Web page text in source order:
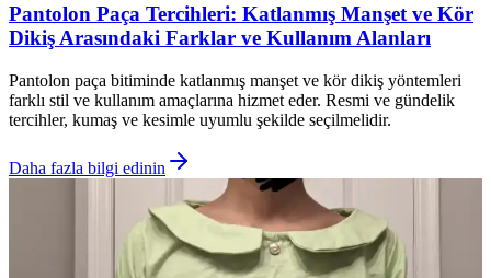
Pantolon Paça Tercihleri: Katlanmış Manşet ve Kör
Dikiş Arasındaki Farklar ve Kullanım Alanları
Pantolon paça bitiminde katlanmış manşet ve kör dikiş yöntemleri
farklı stil ve kullanım amaçlarına hizmet eder. Resmi ve gündelik
tercihler, kumaş ve kesimle uyumlu şekilde seçilmelidir.
Daha fazla bilgi edinin